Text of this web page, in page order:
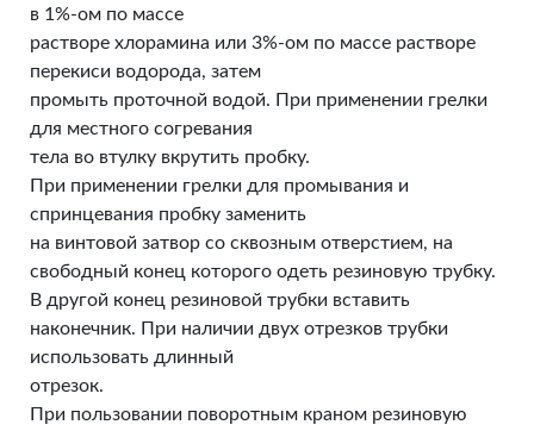
в 1%-ом по массе
растворе хлорамина или 3%-ом по массе растворе
перекиси водорода, затем
промыть проточной водой. При применении грелки
для местного согревания
тела во втулку вкрутить пробку.
При применении грелки для промывания и
спринцевания пробку заменить
на винтовой затвор со сквозным отверстием, на
свободный конец которого одеть резиновую трубку.
В другой конец резиновой трубки вставить
наконечник. При наличии двух отрезков трубки
использовать длинный
отрезок.
При пользовании поворотным краном резиновую